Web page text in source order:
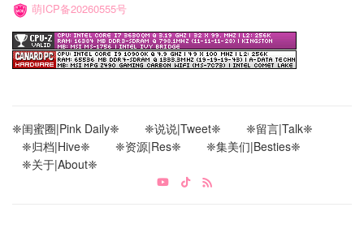
萌ICP备20260555号
❈闺蜜圈|Pink Daily❈ ❈说说|Tweet❈
❈留言|Talk❈
❈归档|Hive❈
❈资源|Res❈
❈集美们|Besties❈
❈关于|About❈